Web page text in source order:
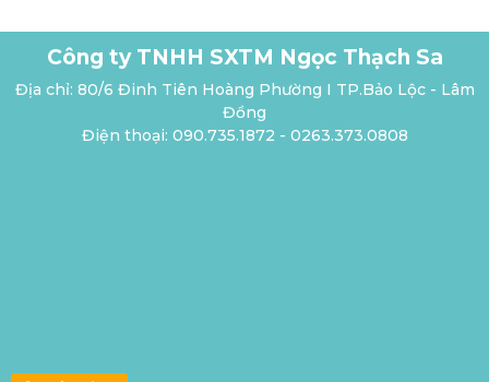
Công ty TNHH SXTM Ngọc Thạch Sa
Địa chỉ: 80/6 Đinh Tiên Hoàng Phường I TP.Bảo Lộc - Lâm
Đồng
Điện thoại: 090.735.1872 - 0263.373.0808